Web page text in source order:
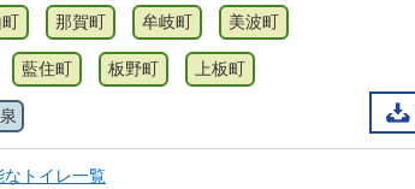
那賀町 牟岐町 美波町
藍住町 板野町 上板町
なトイレ一覧